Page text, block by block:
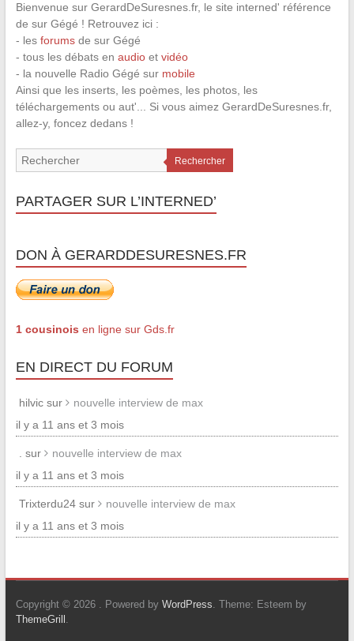
Bienvenue sur GerardDeSuresnes.fr, le site interned' référence
de sur Gégé ! Retrouvez ici :
- les forumsde sur Gégé
- tous les débats en audioet vidéo
- la nouvelle Radio Gégé sur mobile
Ainsi que les inserts, les poèmes, les photos, les
téléchargements ou aut'... Si vous aimez GerardDeSuresnes.fr,
allez-y, foncez dedans !
Rechercher
PARTAGER SUR L’INTERNED’
DON À GERARDDESURESNES.FR
1 cousinois en ligne sur Gds.fr
EN DIRECT DU FORUM
hilvic sur
nouvelle interview de max
il y a 11 ans et 3 mois
. sur
nouvelle interview de max
il y a 11 ans et 3 mois
Trixterdu24 sur
nouvelle interview de max
il y a 11 ans et 3 mois
Copyright © 2026 . Powered by WordPress. Theme: Esteem by
ThemeGrill .